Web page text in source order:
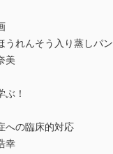
うれんそう入り蒸しパン
美
！
への臨床的対応
幸